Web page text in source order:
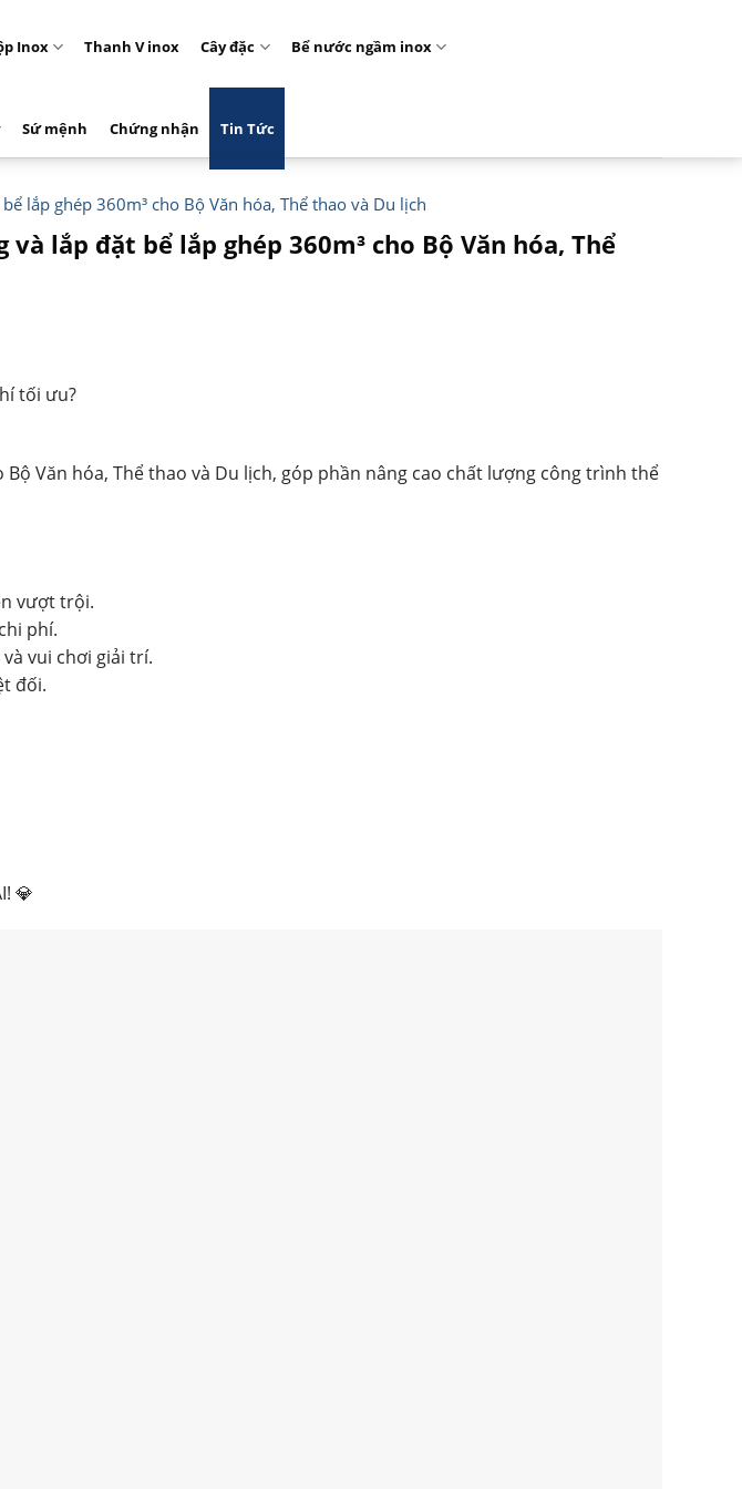
Inox Thanh V inox Cây đặc Bể nước ngầm inox
Sứ mệnh Chứng nhận Tin Tức
lắp ghép 360m³ cho Bộ Văn hóa, Thể thao và Du lịch
lắp đặt bể lắp ghép 360m³ cho Bộ Văn hóa, Thể
tối ưu?
Văn hóa, Thể thao và Du lịch, góp phần nâng cao chất lượng công trình thể
vượt trội.
phí.
vui chơi giải trí.
đối.
💎